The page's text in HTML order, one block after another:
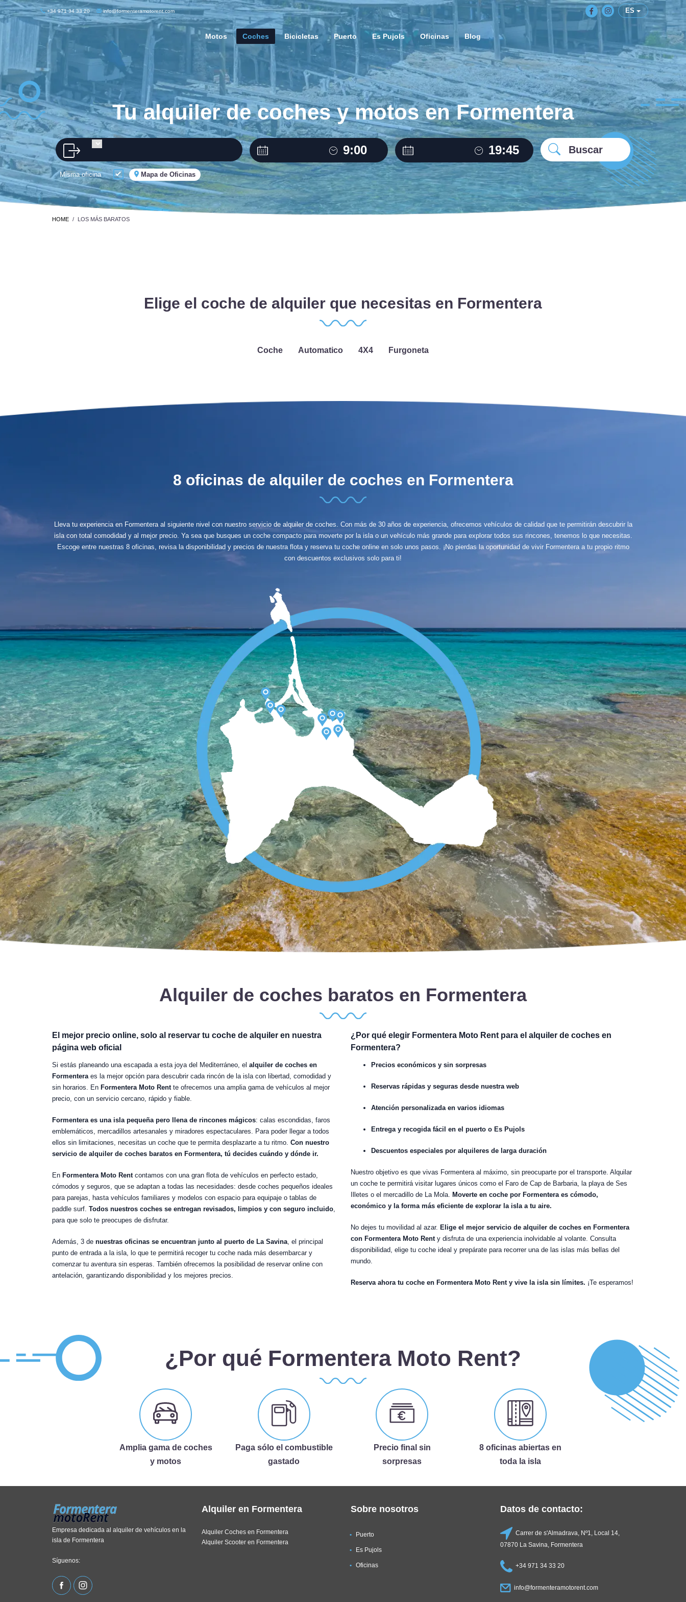
+34 971 34 33 20 info@formenteramotorent.com ES
Motos Coches Bicicletas Puerto Es Pujols Oficinas Blog
HOME LOS MÁS BARATOS
Tu alquiler de coches y motos en Formentera
Misma oficina Mapa de Oficinas
Elige el coche de alquiler que necesitas en Formentera
Coche Automatico 4X4 Furgoneta
8 oficinas de alquiler de coches en Formentera
Lleva tu experiencia en Formentera al siguiente nivel con nuestro servicio de alquiler de coches. Con más de 30 años de experiencia, ofrecemos vehículos de calidad que te permitirán descubrir la
isla con total comodidad y al mejor precio. Ya sea que busques un coche compacto para moverte por la isla o un vehículo más grande para explorar todos sus rincones, tenemos lo que necesitas.
Escoge entre nuestras 8 oficinas, revisa la disponibilidad y precios de nuestra flota y reserva tu coche online en solo unos pasos. ¡No pierdas la oportunidad de vivir Formentera a tu propio ritmo
con descuentos exclusivos solo para ti!
Alquiler de coches baratos en Formentera
El mejor precio online, solo al reservar tu coche de alquiler en nuestra
página web oficial
Si estás planeando una escapada a esta joya del Mediterráneo, el alquiler de coches en
Formenteraes la mejor opción para descubrir cada rincón de la isla con libertad, comodidad y
sin horarios. En Formentera Moto Rentte ofrecemos una amplia gama de vehículos al mejor
precio, con un servicio cercano, rápido y fiable.
Formentera es una isla pequeña pero llena de rincones mágicos: calas escondidas, faros
emblemáticos, mercadillos artesanales y miradores espectaculares. Para poder llegar a todos
ellos sin limitaciones, necesitas un coche que te permita desplazarte a tu ritmo. Con nuestro
servicio de alquiler de coches baratos en Formentera, tú decides cuándo y dónde ir.
En Formentera Moto Rentcontamos con una gran flota de vehículos en perfecto estado,
cómodos y seguros, que se adaptan a todas las necesidades: desde coches pequeños ideales
para parejas, hasta vehículos familiares y modelos con espacio para equipaje o tablas de
paddle surf. Todos nuestros coches se entregan revisados, limpios y con seguro incluido,
para que solo te preocupes de disfrutar.
Además, 3 de nuestras oficinas se encuentran junto al puerto de La Savina, el principal
punto de entrada a la isla, lo que te permitirá recoger tu coche nada más desembarcar y
comenzar tu aventura sin esperas. También ofrecemos la posibilidad de reservar online con
antelación, garantizando disponibilidad y los mejores precios.
¿Por qué elegir Formentera Moto Rent para el alquiler de coches en
Formentera?
Precios económicos y sin sorpresas
Reservas rápidas y seguras desde nuestra web
Atención personalizada en varios idiomas
Entrega y recogida fácil en el puerto o Es Pujols
Descuentos especiales por alquileres de larga duración
Nuestro objetivo es que vivas Formentera al máximo, sin preocuparte por el transporte. Alquilar
un coche te permitirá visitar lugares únicos como el Faro de Cap de Barbaria, la playa de Ses
Illetes o el mercadillo de La Mola. Moverte en coche por Formentera es cómodo,
económico y la forma más eficiente de explorar la isla a tu aire.
No dejes tu movilidad al azar. Elige el mejor servicio de alquiler de coches en Formentera
con Formentera Moto Renty disfruta de una experiencia inolvidable al volante. Consulta
disponibilidad, elige tu coche ideal y prepárate para recorrer una de las islas más bellas del
mundo.
Reserva ahora tu coche en Formentera Moto Rent y vive la isla sin límites. ¡Te esperamos!
¿Por qué Formentera Moto Rent?
Amplia gama de coches
y motos
Paga sólo el combustible
gastado
Precio final sin
sorpresas
8 oficinas abiertas en
toda la isla
Empresa dedicada al alquiler de vehículos en la
isla de Formentera
Síguenos:
Alquiler en Formentera
Alquiler Coches en Formentera
Alquiler Scooter en Formentera
Sobre nosotros
Puerto
Es Pujols
Oficinas
Datos de contacto:
Carrer de s'Almadrava, Nº1, Local 14,
07870 La Savina, Formentera
+34 971 34 33 20
info@formenteramotorent.com